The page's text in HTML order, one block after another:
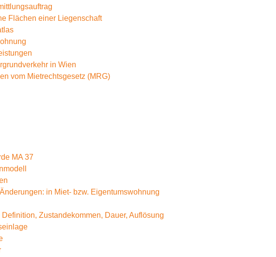
Flächen einer Liegenschaft
in Wien
vom Mietrechtsgesetz (MRG)
MA 37
in Miet- bzw. Eigentumswohnung
Definition, Zustandekommen, Dauer, Auflösung